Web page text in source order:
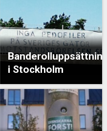
i Stockholm